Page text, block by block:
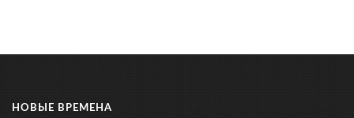
НОВЫЕ ВРЕМЕНА